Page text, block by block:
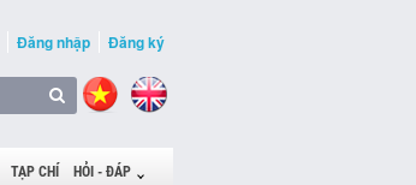
Đăng nhập Đăng ký
TẠP CHÍ HỎI - ĐÁP